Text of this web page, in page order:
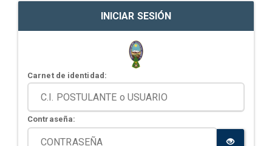
INICIAR SESIÓN
Carnet de identidad:
Contraseña: